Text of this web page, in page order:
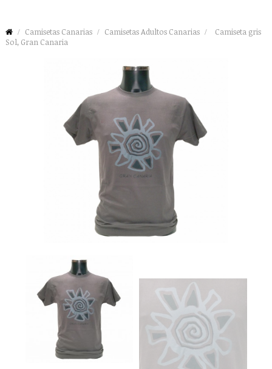
Camisetas Canarias Camisetas Adultos Canarias
Camiseta gris
Sol, Gran Canaria